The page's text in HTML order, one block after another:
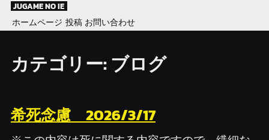
Skip
content
JUGAME NO IE
ホームページ 投稿 お問い合わせ
カテゴリー:ブログ
希死念慮 2026/3/17